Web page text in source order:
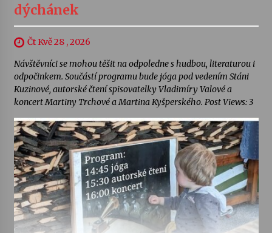
dýchánek
Čt Kvě 28 , 2026
Návštěvníci se mohou těšit na odpoledne s hudbou, literaturou i
odpočinkem. Součástí programu bude jóga pod vedením Stáni
Kuzinové, autorské čtení spisovatelky Vladimíry Valové a
koncert Martiny Trchové a Martina Kyšperského. Post Views: 3